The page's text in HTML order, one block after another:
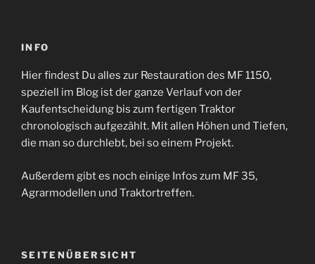
INFO
Hier findest Du alles zur Restauration des MF 1150,
speziell im Blog ist der ganze Verlauf von der
Kaufentscheidung bis zum fertigen Traktor
chronologisch aufgezählt. Mit allen Höhen und Tiefen,
die man so durchlebt, bei so einem Projekt.
Außerdem gibt es noch einige Infos zum MF 35,
Agrarmodellen und Traktortreffen.
SEITENÜBERSICHT